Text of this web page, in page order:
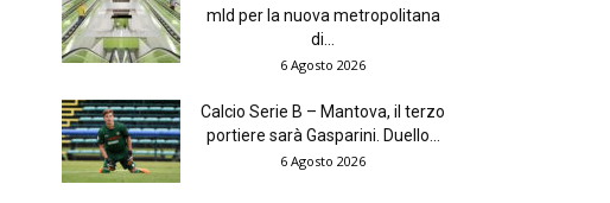
mld per la nuova metropolitana
di...
6 Agosto 2026
Calcio Serie B – Mantova, il terzo
portiere sarà Gasparini. Duello...
6 Agosto 2026